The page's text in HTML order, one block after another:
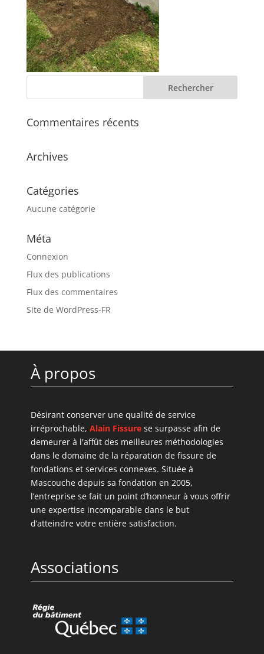
Commentaires récents
Archives
Catégories
Aucune catégorie
Méta
Connexion
Flux des publications
Flux des commentaires
Site de WordPress-FR
À propos
Désirant conserver une qualité de service
irréprochable, Alain Fissurese surpasse afin de
demeurer à l'affût des meilleures méthodologies
dans le domaine de la réparation de fissure de
fondations et services connexes. Située à
Mascouche depuis sa fondation en 2005,
l’entreprise se fait un point d’honneur à vous offrir
une expertise incomparable dans le but
d’atteindre votre entière satisfaction.
Associations